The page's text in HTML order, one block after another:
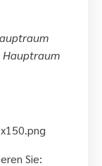
Hauptraum
Sie: